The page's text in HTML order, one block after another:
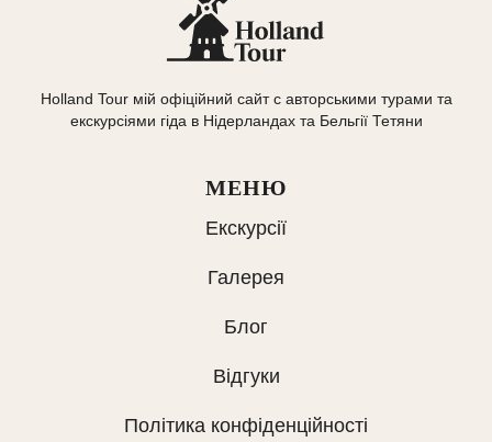
Holland Tour мій офіційний сайт с авторськими турами та
екскурсіями гіда в Нідерландах та Бельгії Тетяни
МЕНЮ
Екскурсії
Галерея
Блог
Відгуки
Політика конфіденційності